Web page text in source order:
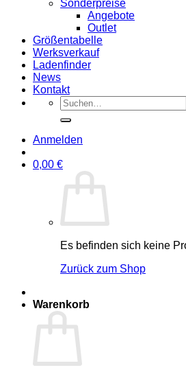
Sonderpreise
Angebote
Outlet
Größentabelle
Werksverkauf
Ladenfinder
News
Kontakt
Suche
nach:
Anmelden
0,00 €
Es befinden sich keine
Zurück zum Shop
Warenkorb